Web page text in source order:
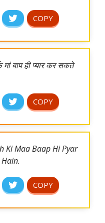
मां बाप ही प्यार कर सकते
Ki Maa Baap Hi Pyar